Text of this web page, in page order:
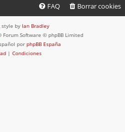
Borrar cookies
FAQ
style by Ian Bradley
Forum Software © phpBB Limited
por phpBB España
| Condiciones